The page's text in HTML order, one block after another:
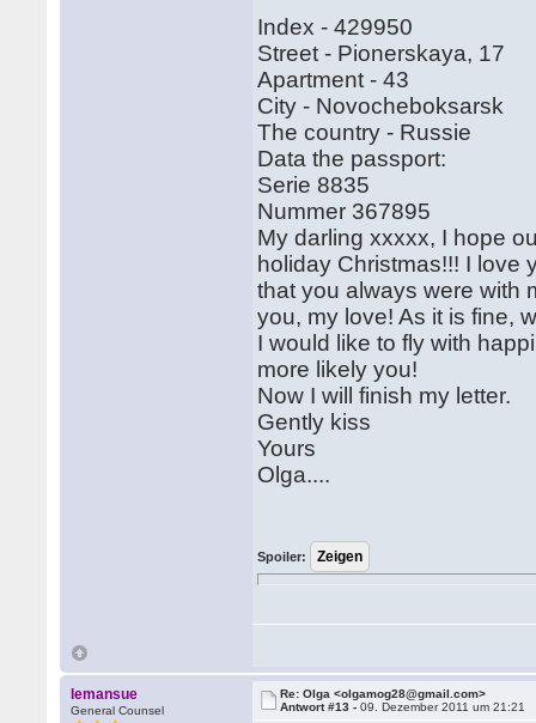
Index - 429950
Street - Pionerskaya, 17
Apartment - 43
City - Novocheboksarsk
The country - Russie
Data the passport:
Serie 8835
Nummer 367895
My darling xxxxx, I hope
holiday Christmas!!! I love
that you always were with
you, my love! As it is fine,
I would like to fly with
more likely you!
Now I will finish my letter.
Gently kiss
Yours
Olga....
Spoiler:
lemansue
General Counsel
Re: Olga <olgamog28@gmail.com>
Antwort #13 -09. Dezember 2011 um 21:21